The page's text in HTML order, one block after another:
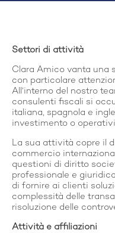
Settori di attività
Clara Amico vanta una
con particolare
All’interno del nostro
consulenti fiscali si
italiana, spagnola e
investimento o
La sua attività copre il
commercio
questioni di diritto
professionale e
di fornire ai clienti
complessità delle
risoluzione delle
Attività e affiliazioni